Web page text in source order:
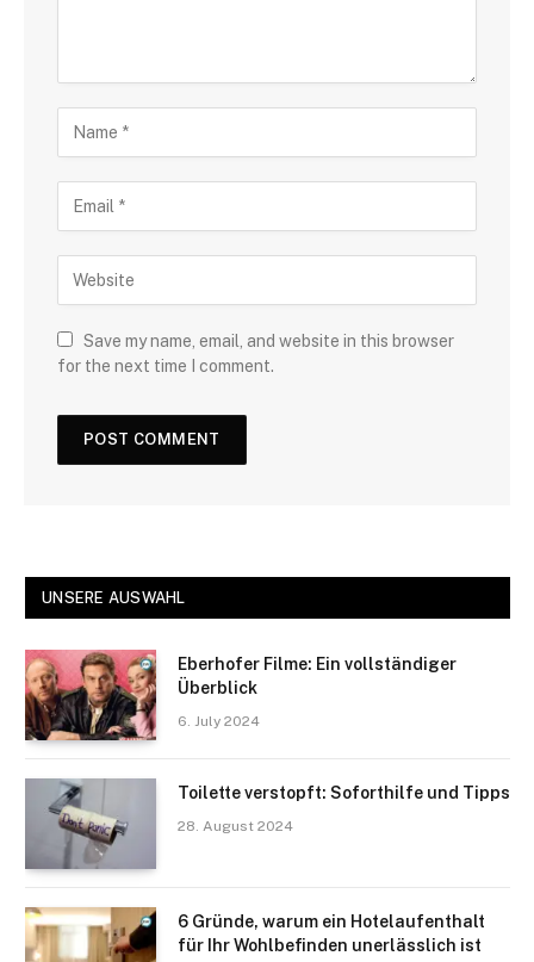
Save my name, email, and website in this browser
for the next time I comment.
UNSERE AUSWAHL
Eberhofer Filme: Ein vollständiger
Überblick
6. July 2024
Toilette verstopft: Soforthilfe und Tipps
28. August 2024
6 Gründe, warum ein Hotelaufenthalt
für Ihr Wohlbefinden unerlässlich ist